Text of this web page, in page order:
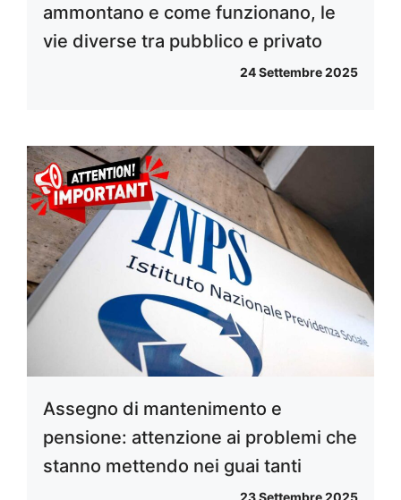
ammontano e come funzionano, le
vie diverse tra pubblico e privato
24 Settembre 2025
Assegno di mantenimento e
pensione: attenzione ai problemi che
stanno mettendo nei guai tanti